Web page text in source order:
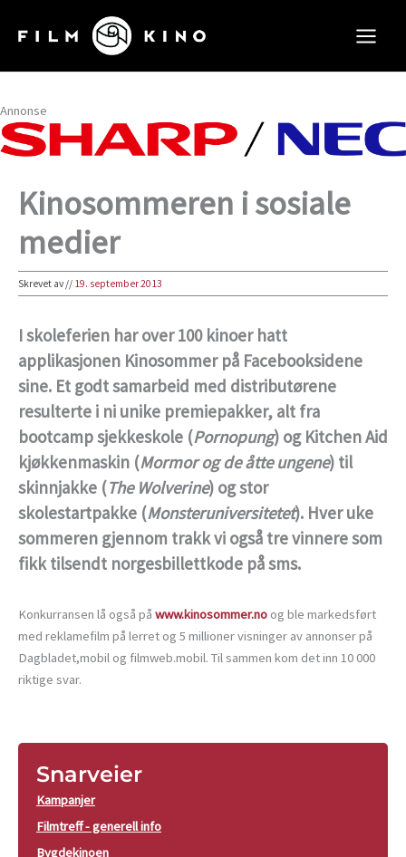
rett
innholdet
Annonse
Kinosommeren i sosiale
medier
Skrevet av// 19. september 2013
I skoleferien har over 100 kinoer hatt
applikasjonen Kinosommer på Facebooksidene
sine. Et godt samarbeid med distributørene
resulterte i ni unike premiepakker, alt fra
bootcamp sjekkeskole (Pornopung) og Kitchen Aid
kjøkkenmaskin (Mormor og de åtte ungene) til
skinnjakke (The Wolverine) og stor
skolestartpakke (Monsteruniversitetet). Hver uke
sommeren gjennom trakk vi også tre vinnere som
fikk tilsendt norgesbillettkode på sms.
Konkurransen lå også på www.kinosommer.no og ble markedsført
med reklamefilm på lerret og 5 millioner visninger av annonser på
Dagbladet,mobil og filmweb.mobil. Til sammen kom det inn 10 000
riktige svar.
Snarveier
Kampanjer
Filmtreff - generell info
Bygdekinoen